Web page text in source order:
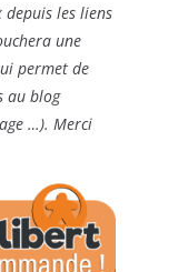
depuis les liens
une
permet de
au blog
…). Merci